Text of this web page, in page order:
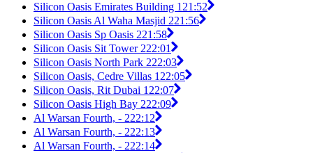
Silicon Oasis Emirates Building 1 21:52
Silicon Oasis Al Waha Masjid 221:56
Silicon Oasis Sp Oasis 221:58
Silicon Oasis Sit Tower 222:01
Silicon Oasis North Park 222:03
Silicon Oasis, Cedre Villas 1 22:05
Silicon Oasis, Rit Dubai 1 22:07
Silicon Oasis High Bay 222:09
Al Warsan Fourth, - 222:12
Al Warsan Fourth, - 222:13
Al Warsan Fourth, - 222:14